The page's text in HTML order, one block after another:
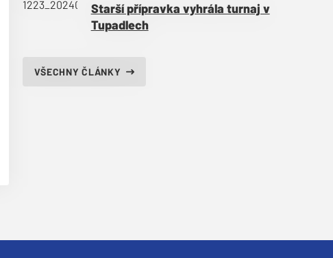
Starší přípravka vyhrála turnaj v
Tupadlech
VŠECHNY ČLÁNKY